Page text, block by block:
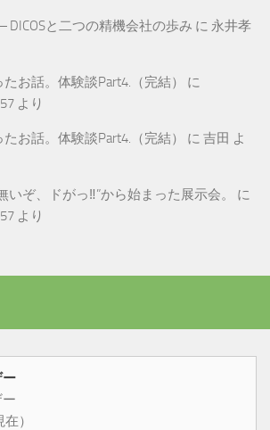
と二つの精機会社の歩み に 永井孝
お話。体験談Part4.（完結）
に
より
お話。体験談Part4.（完結） に 吉田 よ
いぞ、ドがっ‼”から始まった展示会。
に
より
ー
）